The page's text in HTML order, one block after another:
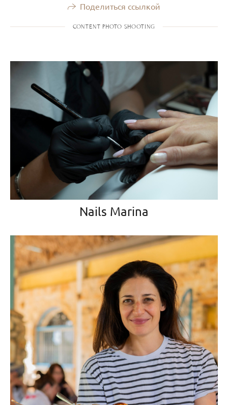
Поделиться ссылкой
CONTENT PHOTO SHOOTING
Nails Marina